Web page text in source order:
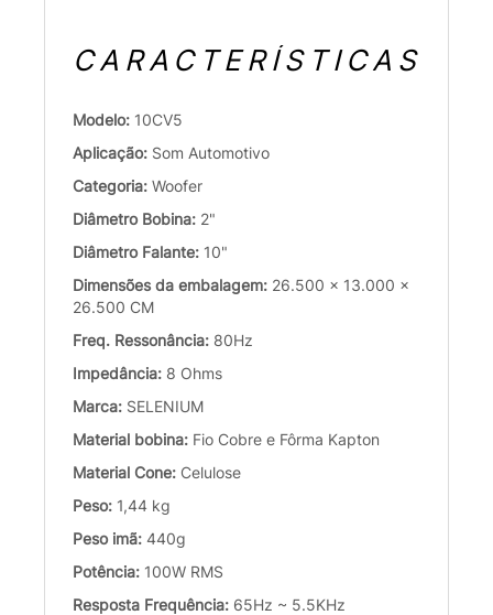
CARACTERÍSTICAS
Modelo: 10CV5
Aplicação: Som Automotivo
Categoria: Woofer
Diâmetro Bobina: 2"
Diâmetro Falante: 10"
Dimensões da embalagem: 26.500 x 13.000 x
26.500 CM
Freq. Ressonância: 80Hz
Impedância: 8 Ohms
Marca: SELENIUM
Material bobina: Fio Cobre e Fôrma Kapton
Material Cone: Celulose
Peso: 1,44 kg
Peso imã: 440g
Potência: 100W RMS
Resposta Frequência: 65Hz ~ 5.5KHz